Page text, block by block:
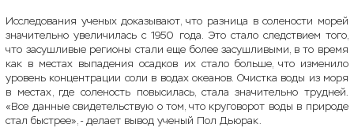
Исследования ученых доказывают, что разница в солености морей
значительно увеличилась с 1950 года. Это стало следствием того,
что засушливые регионы стали еще более засушливыми, в то время
как в местах выпадения осадков их стало больше, что изменило
уровень концентрации соли в водах океанов. Очистка воды из моря
в местах, где соленость повысилась, стала значительно трудней.
«Все данные свидетельствую о том, что круговорот воды в природе
стал быстрее», - делает вывод ученый Пол Дьюрак.